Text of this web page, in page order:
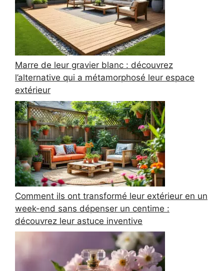
Marre de leur gravier blanc : découvrez
l’alternative qui a métamorphosé leur espace
extérieur
Comment ils ont transformé leur extérieur en un
week-end sans dépenser un centime :
découvrez leur astuce inventive